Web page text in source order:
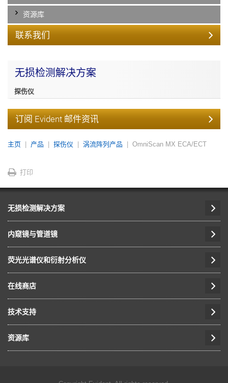
资源库
联系我们
无损检测解决方案
探伤仪
订阅 Evident 邮件资讯
主页 产品 探伤仪 涡流阵列产品 OmniScan MX ECA/ECT
打印
无损检测解决方案
内窥镜与管道镜
荧光光谱仪和衍射分析仪
在线商店
技术支持
资源库